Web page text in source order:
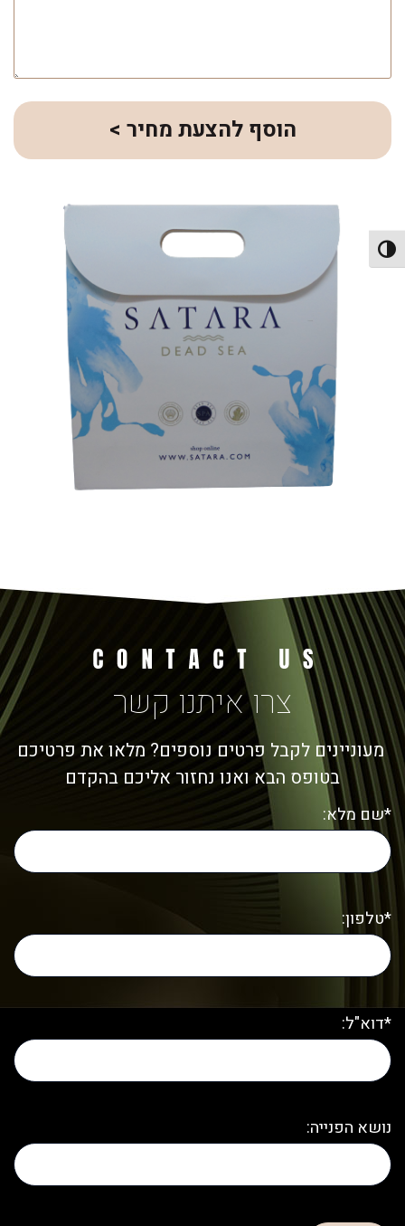
הפעל/כבה ניגודיות גבוהה
הוסף להצעת מחיר >
צרו איתנו קשר
מעוניינים לקבל פרטים נוספים? מלאו את פרטיכם
בטופס הבא ואנו נחזור אליכם בהקדם
*שם מלא:
*טלפון:
*דוא"ל:
נושא הפנייה: